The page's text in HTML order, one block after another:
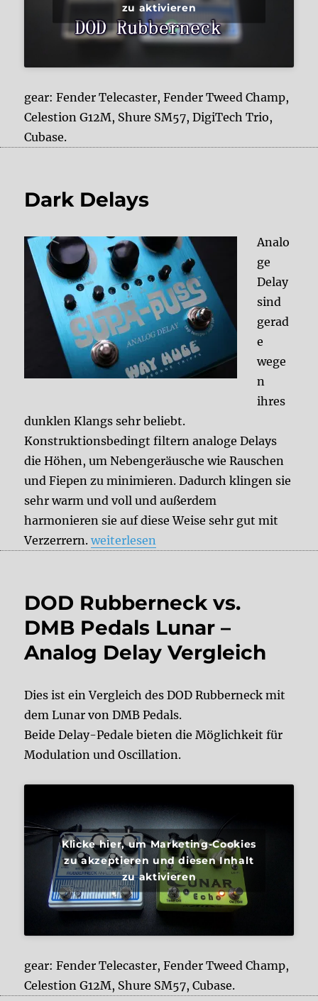
zu aktivieren
gear: Fender Telecaster, Fender Tweed Champ,
Celestion G12M, Shure SM57, DigiTech Trio,
Cubase.
Dark Delays
Analo
ge
Delay
sind
gerad
e
wege
n
ihres
dunklen Klangs sehr beliebt.
Konstruktionsbedingt filtern analoge Delays
die Höhen, um Nebengeräusche wie Rauschen
und Fiepen zu minimieren. Dadurch klingen sie
sehr warm und voll und außerdem
harmonieren sie auf diese Weise sehr gut mit
Verzerrern.„Dark Delays“
weiterlesen
DOD Rubberneck vs.
DMB Pedals Lunar –
Analog Delay Vergleich
Dies ist ein Vergleich des DOD Rubberneck mit
dem Lunar von DMB Pedals.
Beide Delay-Pedale bieten die Möglichkeit für
Modulation und Oscillation.
Klicke hier, um Marketing-Cookies
zu akzeptieren und diesen Inhalt
zu aktivieren
gear: Fender Telecaster, Fender Tweed Champ,
Celestion G12M, Shure SM57, Cubase.